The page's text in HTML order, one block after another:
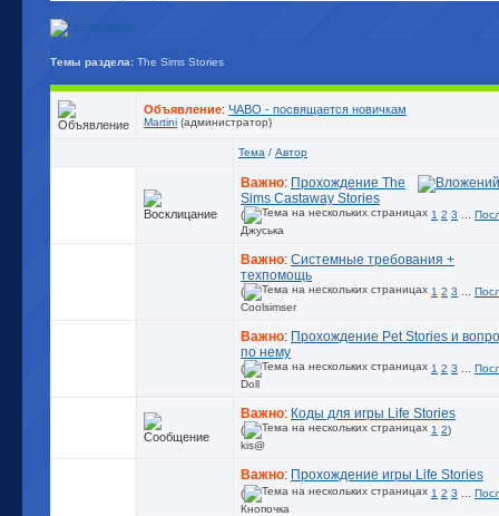
Темы раздела: The Sims Stories
Объявление: ЧАВО - посвящается новичкам
Martini (администратор)
Тема / Автор
Важно: Прохождение The
Sims Castaway Stories
( 1 2 3
Джуська
Важно: Системные требования +
техпомощь
( 1 2 3
Coolsimser
Важно: Прохождение Pet Stories и
по нему
( 1 2 3
Doll
Важно: Коды для игры Life Stories
( 1 2)
kis@
Важно: Прохождение игры Life Stories
( 1 2 3
Кнопочка